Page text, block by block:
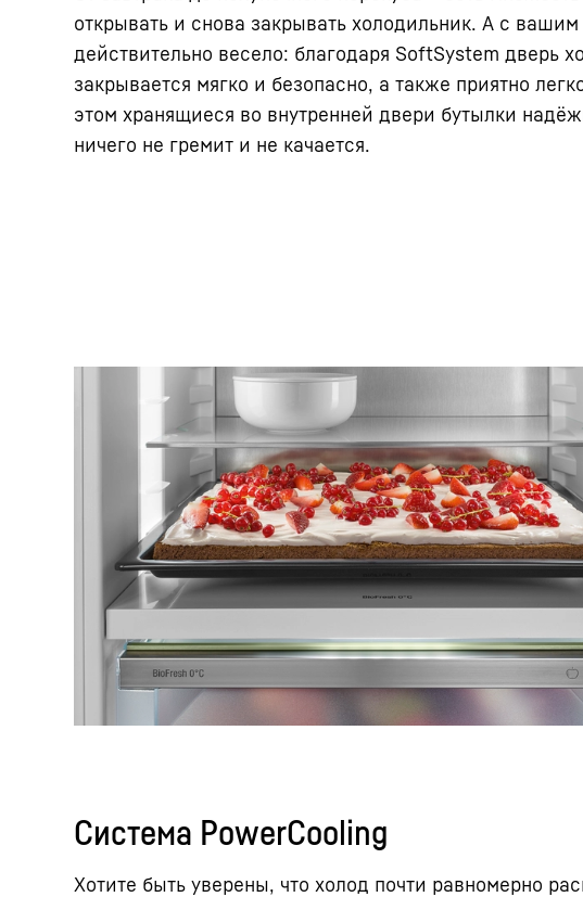
открывать и снова закрывать холодильник. А с
действительно весело: благодаря SoftSystem дверь
закрывается мягко и безопасно, а также приятно
этом хранящиеся во внутренней двери бутылки
ничего не гремит и не качается.
Система PowerCooling
Хотите быть уверены, что холод почти равномерно